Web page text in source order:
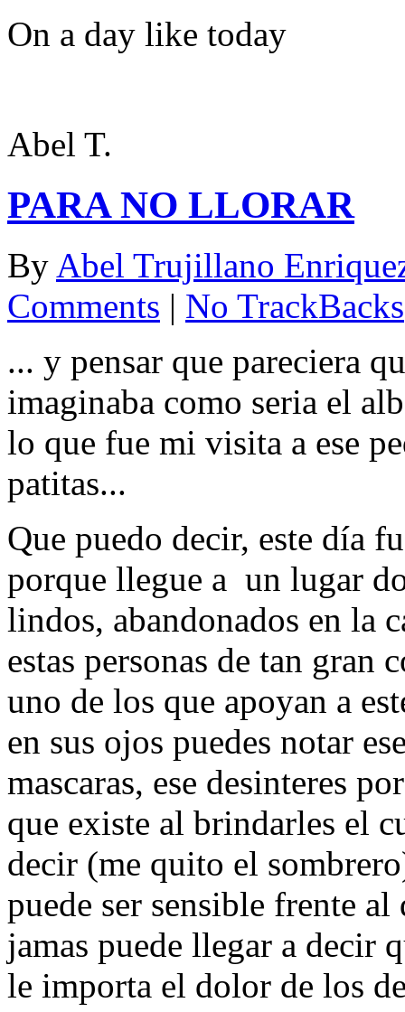
On a day like today
Abel T.
PARA NO LLORAR
By Abel Trujillano
Comments | No TrackBacks
... y pensar que pareciera
imaginaba como seria el
lo que fue mi visita a ese
patitas...
Que puedo decir, este día
porque llegue a un lugar
lindos, abandonados en la
estas personas de tan gran
uno de los que apoyan a
en sus ojos puedes notar
mascaras, ese desinteres
que existe al brindarles el
decir (me quito el
puede ser sensible frente
jamas puede llegar a decir
le importa el dolor de los